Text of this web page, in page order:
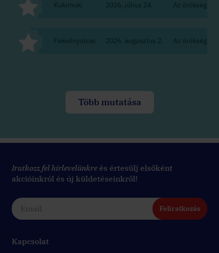
Kukimuki 2026. július 24. Az örökség
Fekvőnyolcas 2026. augusztus 2. Az örökség
Több mutatása
Iratkozz fel hírlevelünkre és értesülj elsőként
akcióinkról és új küldetéseinkről!
Feliratkozás
Kapcsolat